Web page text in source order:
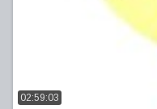
02:59:03